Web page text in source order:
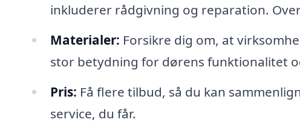
inkluderer rådgivning og reparation.
Materialer: Forsikre dig om, at
stor betydning for dørens funktionalitet
Pris: Få flere tilbud, så du kan
service, du får.